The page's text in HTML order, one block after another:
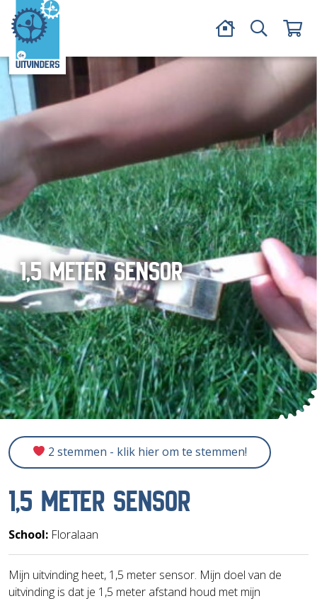
1,5 METER SENSOR
2 stemmen - klik hier om te stemmen!
1,5 METER SENSOR
School: Floralaan
Mijn uitvinding heet, 1,5 meter sensor. Mijn doel van de
uitvinding is dat je 1,5 meter afstand houd met mijn